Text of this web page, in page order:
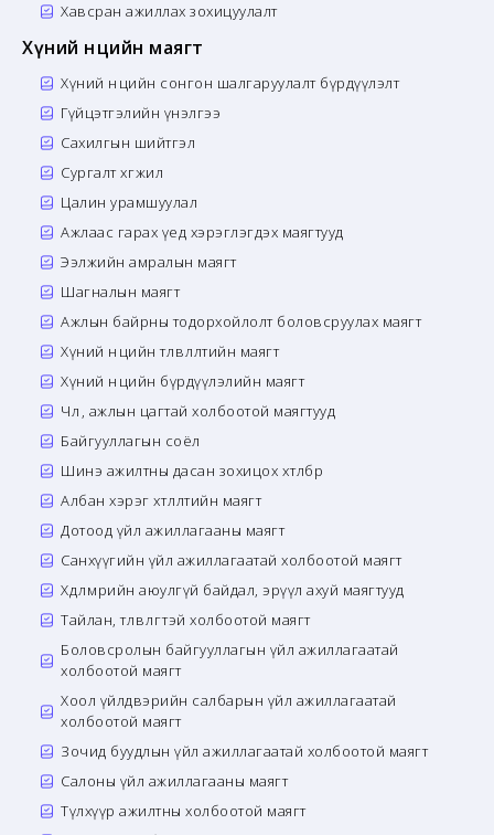
Хавсран ажиллах зохицуулалт
Хүний нөөцийн маягт
Хүний нөөцийн сонгон шалгаруулалт бүрдүүлэлт
Гүйцэтгэлийн үнэлгээ
Сахилгын шийтгэл
Сургалт хөгжил
Цалин урамшуулал
Ажлаас гарах үед хэрэглэгдэх маягтууд
Ээлжийн амралын маягт
Шагналын маягт
Ажлын байрны тодорхойлолт боловсруулах маягт
Хүний нөөцийн төлөвлөлтийн маягт
Хүний нөөцийн бүрдүүлэлийн маягт
Чөлөө, ажлын цагтай холбоотой маягтууд
Байгууллагын соёл
Шинэ ажилтны дасан зохицох хөтөлбөр
Албан хэрэг хөтлөлтийн маягт
Дотоод үйл ажиллагааны маягт
Санхүүгийн үйл ажиллагаатай холбоотой маягт
Хөдөлмөрийн аюулгүй байдал, эрүүл ахуй маягтууд
Тайлан, төлөвлөгөөтэй холбоотой маягт
Боловсролын байгууллагын үйл ажиллагаатай
холбоотой маягт
Хоол үйлдвэрийн салбарын үйл ажиллагаатай
холбоотой маягт
Зочид буудлын үйл ажиллагаатай холбоотой маягт
Салоны үйл ажиллагааны маягт
Түлхүүр ажилтны холбоотой маягт